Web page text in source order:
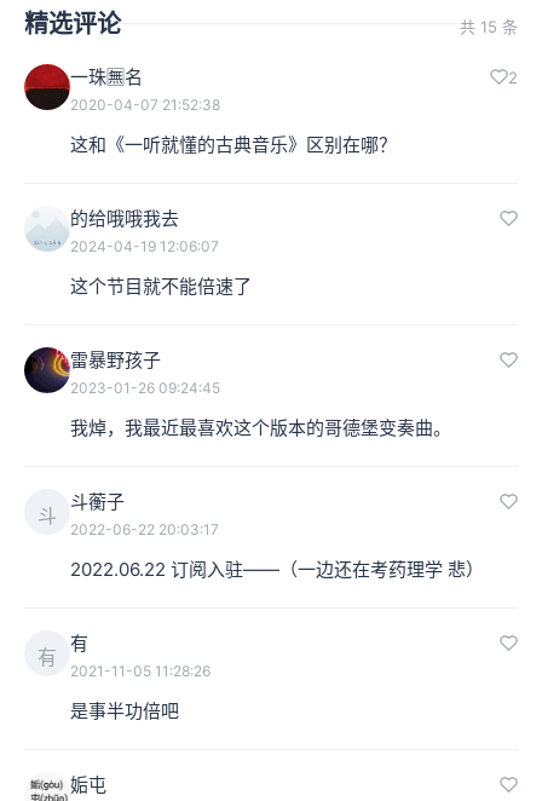
精选评论 共 15 条
一珠🈚️名 2
2020-04-07 21:52:38
这和《一听就懂的古典音乐》区别在哪？
的给哦哦我去
2024-04-19 12:06:07
这个节目就不能倍速了
雷暴野孩子
2023-01-26 09:24:45
我焯，我最近最喜欢这个版本的哥德堡变奏曲。
斗
斗蘅子
2022-06-22 20:03:17
2022.06.22 订阅入驻——（一边还在考药理学 悲）
有
有
2021-11-05 11:28:26
是事半功倍吧
姤屯